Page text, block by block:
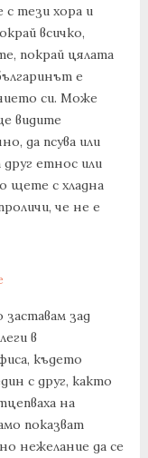
с тези хора и
всичко,
покрай цялата
е
си. Може
видите
да псува или
етнос или
щете с хладна
че не е
зад
в
където
с друг, както
на
показват
нежелание да се